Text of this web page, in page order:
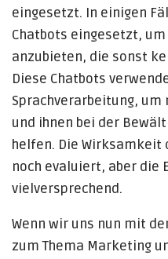
eingesetzt. In einigen
Chatbots eingesetzt,
anzubieten, die sonst
Diese Chatbots
Sprachverarbeitung,
und ihnen bei der
helfen. Die Wirksamkeit
noch evaluiert, aber die
vielversprechend.
Wenn wir uns nun mit
zum Thema Marketing